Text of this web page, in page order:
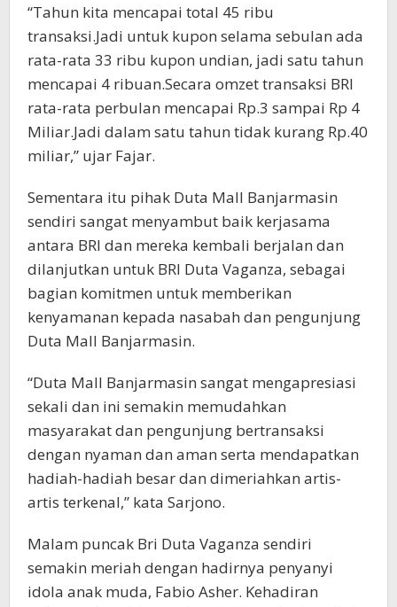
“Tahun kita mencapai total 45 ribu
transaksi.Jadi untuk kupon selama sebulan ada
rata-rata 33 ribu kupon undian, jadi satu tahun
mencapai 4 ribuan.Secara omzet transaksi BRI
rata-rata perbulan mencapai Rp.3 sampai Rp 4
Miliar.Jadi dalam satu tahun tidak kurang Rp.40
miliar,” ujar Fajar.
Sementara itu pihak Duta Mall Banjarmasin
sendiri sangat menyambut baik kerjasama
antara BRI dan mereka kembali berjalan dan
dilanjutkan untuk BRI Duta Vaganza, sebagai
bagian komitmen untuk memberikan
kenyamanan kepada nasabah dan pengunjung
Duta Mall Banjarmasin.
“Duta Mall Banjarmasin sangat mengapresiasi
sekali dan ini semakin memudahkan
masyarakat dan pengunjung bertransaksi
dengan nyaman dan aman serta mendapatkan
hadiah-hadiah besar dan dimeriahkan artis-
artis terkenal,” kata Sarjono.
Malam puncak Bri Duta Vaganza sendiri
semakin meriah dengan hadirnya penyanyi
idola anak muda, Fabio Asher. Kehadiran